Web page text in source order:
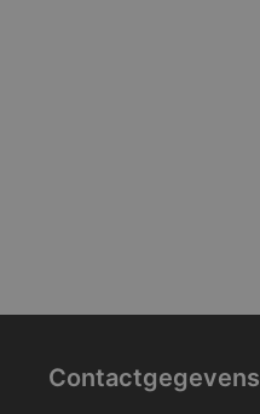
Contactgegevens